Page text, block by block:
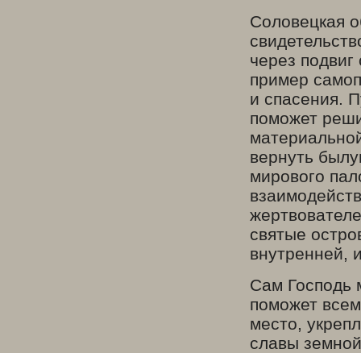
Соловецкая
через
пример
и спасения.
поможет
вернуть
мирового
святые
внутренней,
Сам Господь
поможет
место,
славы